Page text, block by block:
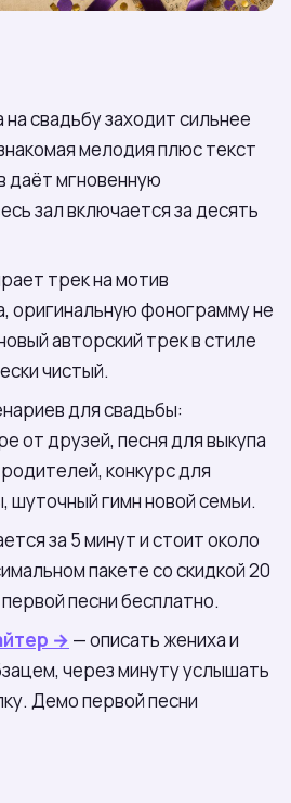
свадьбу заходит сильнее
мелодия плюс текст
мгновенную
зал включается за десять
трек на мотив
оригинальную фонограмму не
авторский трек в стиле
чистый.
для свадьбы:
от друзей, песня для выкупа
конкурс для
шуточный гимн новой семьи.
за 5 минут и стоит около
пакете со скидкой 20
песни бесплатно.
→ — описать жениха и
через минуту услышать
Демо первой песни